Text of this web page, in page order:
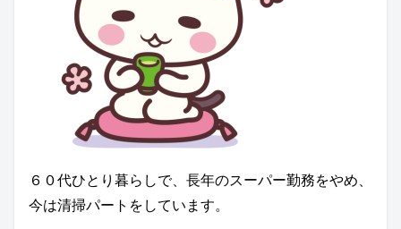
６０代ひとり暮らしで、長年のスーパー勤務をやめ、
今は清掃パートをしています。